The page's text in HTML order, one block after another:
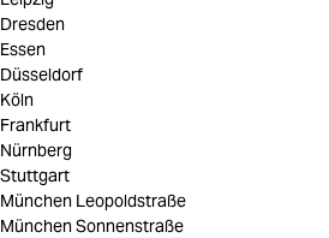
Dresden
Essen
Düsseldorf
Köln
Frankfurt
Nürnberg
Stuttgart
München Leopoldstraße
München Sonnenstraße